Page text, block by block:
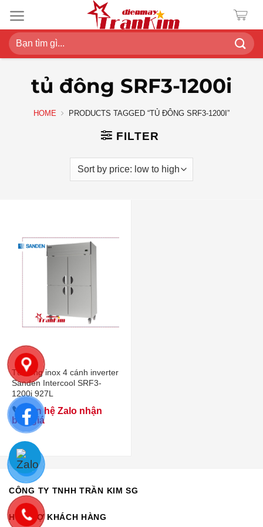
đến
nội
dung
Search
for:
tủ đông SRF3-1200i
HOME PRODUCTS TAGGED “TỦ ĐÔNG SRF3-1200I”
FILTER
Tủ đông inox 4 cánh inverter
Sanden Intercool SRF3-
1200i 927L
Liên hệ Zalo nhận
báo giá
CÔNG TY TNHH TRẦN KIM SG
HỖ TRỢ KHÁCH HÀNG